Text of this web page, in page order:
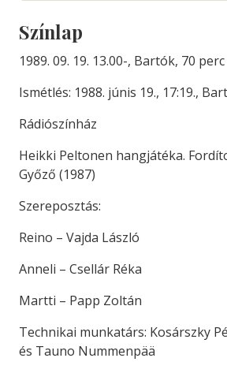
Színlap
1989. 09. 19. 13.00-, Bartók, 70 perc
Ismétlés: 1988. júnis 19., 17:19.,
Rádiószínház
Heikki Peltonen hangjátéka.
Győző (1987)
Szereposztás:
Reino – Vajda László
Anneli – Csellár Réka
Martti – Papp Zoltán
Technikai munkatárs: Kosárszky
és Tauno Nummenpää